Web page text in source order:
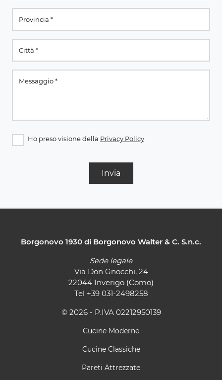
Ho preso visione della Privacy Policy
Invia
Borgonovo 1930 di Borgonovo Walter & C. S.n.c.
Sede legale
Via Don Gnocchi, 24
22044 Inverigo (Como)
Tel +39 031-2498258
© 2026 - P.IVA 02212950139
Cucine Moderne
Cucine Classiche
Pareti Attrezzate